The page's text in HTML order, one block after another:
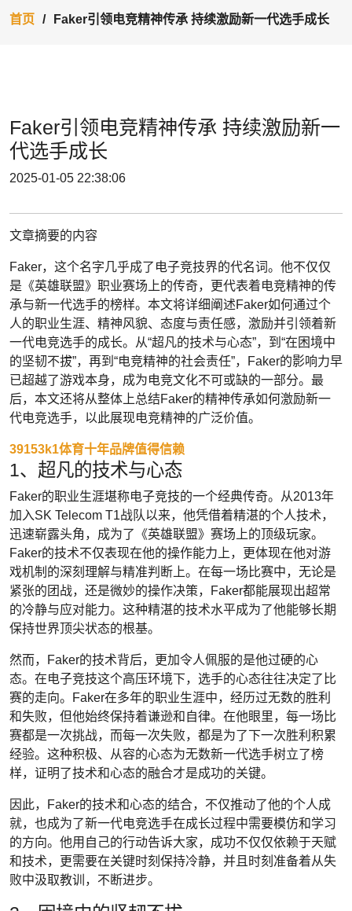
首页 Faker引领电竞精神传承 持续激励新一代选手成长
Faker引领电竞精神传承 持续激励新一
代选手成长
2025-01-05 22:38:06
文章摘要的内容
Faker，这个名字几乎成了电子竞技界的代名词。他不仅仅
是《英雄联盟》职业赛场上的传奇，更代表着电竞精神的传
承与新一代选手的榜样。本文将详细阐述Faker如何通过个
人的职业生涯、精神风貌、态度与责任感，激励并引领着新
一代电竞选手的成长。从“超凡的技术与心态”，到“在困境中
的坚韧不拔”，再到“电竞精神的社会责任”，Faker的影响力早
已超越了游戏本身，成为电竞文化不可或缺的一部分。最
后，本文还将从整体上总结Faker的精神传承如何激励新一
代电竞选手，以此展现电竞精神的广泛价值。
39153k1体育十年品牌值得信赖
1、超凡的技术与心态
Faker的职业生涯堪称电子竞技的一个经典传奇。从2013年
加入SK Telecom T1战队以来，他凭借着精湛的个人技术，
迅速崭露头角，成为了《英雄联盟》赛场上的顶级玩家。
Faker的技术不仅表现在他的操作能力上，更体现在他对游
戏机制的深刻理解与精准判断上。在每一场比赛中，无论是
紧张的团战，还是微妙的操作决策，Faker都能展现出超常
的冷静与应对能力。这种精湛的技术水平成为了他能够长期
保持世界顶尖状态的根基。
然而，Faker的技术背后，更加令人佩服的是他过硬的心
态。在电子竞技这个高压环境下，选手的心态往往决定了比
赛的走向。Faker在多年的职业生涯中，经历过无数的胜利
和失败，但他始终保持着谦逊和自律。在他眼里，每一场比
赛都是一次挑战，而每一次失败，都是为了下一次胜利积累
经验。这种积极、从容的心态为无数新一代选手树立了榜
样，证明了技术和心态的融合才是成功的关键。
因此，Faker的技术和心态的结合，不仅推动了他的个人成
就，也成为了新一代电竞选手在成长过程中需要模仿和学习
的方向。他用自己的行动告诉大家，成功不仅仅依赖于天赋
和技术，更需要在关键时刻保持冷静，并且时刻准备着从失
败中汲取教训，不断进步。